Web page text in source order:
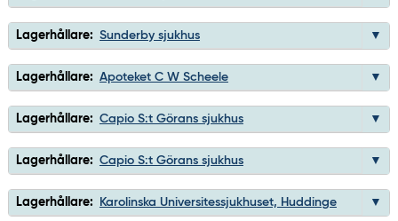
Lagerhållare: Sunderby sjukhus
Lagerhållare: Apoteket C W Scheele
Lagerhållare: Capio S:t Görans sjukhus
Lagerhållare: Capio S:t Görans sjukhus
Lagerhållare: Karolinska Universitessjukhuset, Huddinge